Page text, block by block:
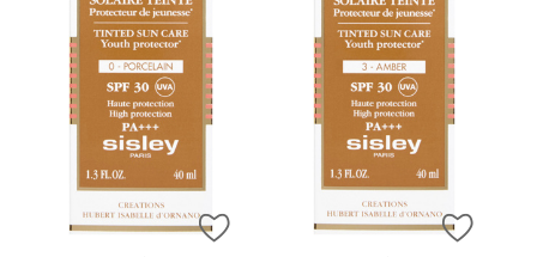
ZUR WUNSCHLISTE HINZUFÜGEN
ZUR